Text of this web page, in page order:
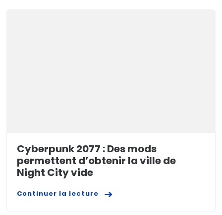
Cyberpunk 2077 : Des mods
permettent d’obtenir la ville de
Night City vide
Continuer la lecture